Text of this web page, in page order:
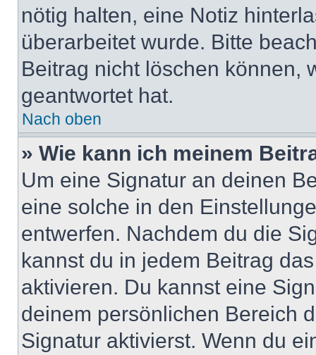
nötig halten, eine Notiz
überarbeitet wurde. Bitte
Beitrag nicht löschen können,
geantwortet hat.
Nach oben
» Wie kann ich meinem
Um eine Signatur an deinen
eine solche in den
entwerfen. Nachdem du die
kannst du in jedem Beitrag
aktivieren. Du kannst eine
deinem persönlichen Bereich
Signatur aktivierst. Wenn du